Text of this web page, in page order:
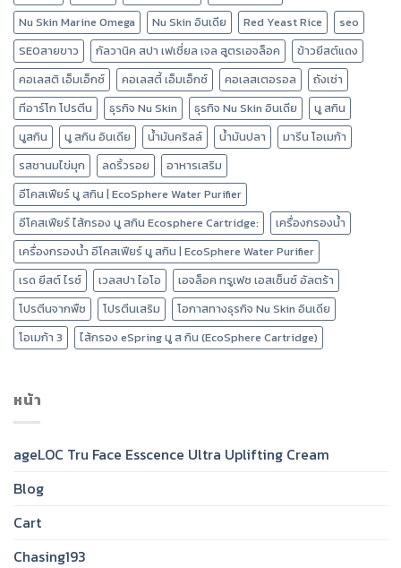
Nu Skin Marine Omega
Nu Skin อินเดีย Red Yeast Rice
seo
SEOสายขาว
กัลวานิค สปา เฟเชี่ยล เจล สูตรเอจล็อค
ข้าวยีสต์แดง
คอเลสติ เอ็มเอ็กซ์
คอเลสตี้ เอ็มเอ็กซ์ คอเลสเตอรอล
ถังเช่า
ทีอาร์โก โปรตีน
ธุรกิจ Nu Skin ธุรกิจ Nu Skin อินเดีย
นู สกิน
นูสกิน
นู สกิน อินเดีย น้ำมันคริลล์ น้ำมันปลา
มารีน โอเมก้า
รสชานมไข่มุก
ลดริ้วรอย
อาหารเสริม
อีโคสเฟียร์ นู สกิน | EcoSphere Water Purifier
อีโคสเฟียร์ ไส้กรอง นู สกิน Ecosphere Cartridge:
เครื่องกรองน้ำ
เครื่องกรองน้ำ อีโคสเฟียร์ นู สกิน | EcoSphere Water Purifier
เรด ยีสต์ ไรซ์
เวลสปา ไอโอ
เอจล็อค ทรูเฟซ เอสเซ็นซ์ อัลตร้า
โปรตีนจากพืช
โปรตีนเสริม
โอกาสทางธุรกิจ Nu Skin อินเดีย
โอเมก้า 3
ไส้กรอง eSpring นู ส กิน (EcoSphere Cartridge)
หน้า
ageLOC Tru Face Esscence Ultra Uplifting Cream
Blog
Cart
Chasing193